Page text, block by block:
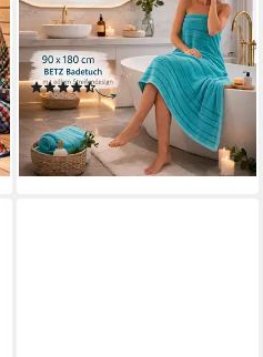
Badetuch LINES
Saunahandtuch Liegetuch
90x180 cm, 100% Baumwolle
(16)
23,50 €
lieferbar - in 2-3 Werktagen bei dir